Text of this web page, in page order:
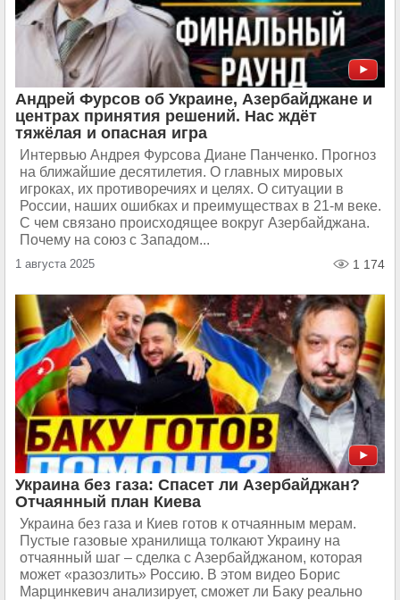
Андрей Фурсов об Украине, Азербайджане и
центрах принятия решений. Нас ждёт
тяжёлая и опасная игра
Интервью Андрея Фурсова Диане Панченко. Прогноз
на ближайшие десятилетия. О главных мировых
игроках, их противоречиях и целях. О ситуации в
России, наших ошибках и преимуществах в 21-м веке.
С чем связано происходящее вокруг Азербайджана.
Почему на союз с Западом...
1 августа 2025 1 174
Украина без газа: Спасет ли Азербайджан?
Отчаянный план Киева
Украина без газа и Киев готов к отчаянным мерам.
Пустые газовые хранилища толкают Украину на
отчаянный шаг – сделка с Азербайджаном, которая
может «разозлить» Россию. В этом видео Борис
Марцинкевич анализирует, сможет ли Баку реально